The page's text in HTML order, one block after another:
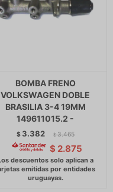
BOMBA FRENO
VOLKSWAGEN DOBLE
BRASILIA 3-4 19MM
149611015.2 -
$ 3.382 $ 3.465
$ 2.875